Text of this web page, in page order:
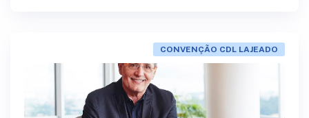
CONVENÇÃO CDL LAJEADO